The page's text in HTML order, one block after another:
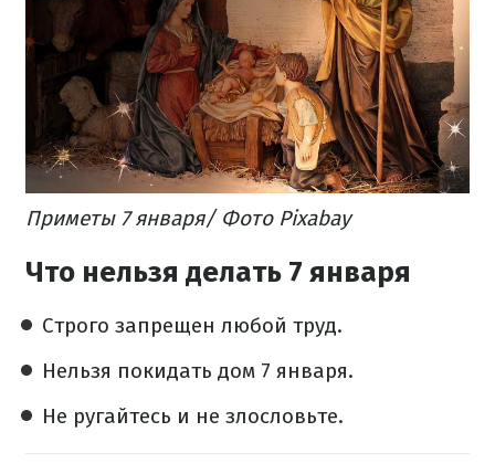
Приметы 7 января/ Фото Pixabay
Что нельзя делать 7 января
Строго запрещен любой труд.
Нельзя покидать дом 7 января.
Не ругайтесь и не злословьте.